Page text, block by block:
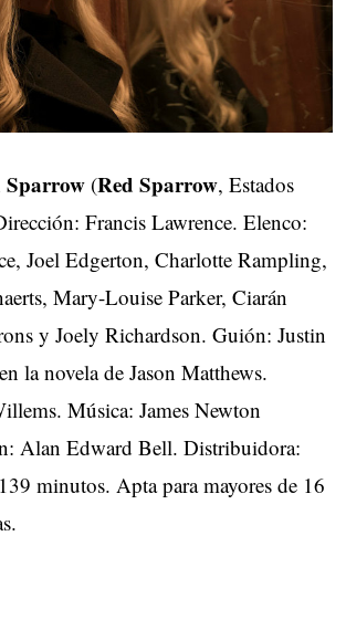
Sparrow (Red Sparrow, Estados
Francis Lawrence. Elenco:
Joel Edgerton, Charlotte Rampling,
Mary-Louise Parker, Ciarán
y Joely Richardson. Guión: Justin
la novela de Jason Matthews.
Música: James Newton
Alan Edward Bell. Distribuidora:
minutos. Apta para mayores de 16